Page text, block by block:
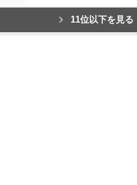
11位以下を見る